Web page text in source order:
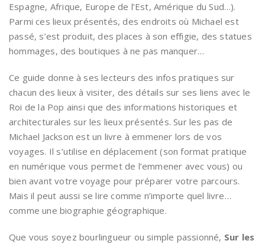
Espagne, Afrique, Europe de l’Est, Amérique du Sud…).
Parmi ces lieux présentés, des endroits où Michael est
passé, s’est produit, des places à son effigie, des statues
hommages, des boutiques à ne pas manquer…
Ce guide donne à ses lecteurs des infos pratiques sur
chacun des lieux à visiter, des détails sur ses liens avec le
Roi de la Pop ainsi que des informations historiques et
architecturales sur les lieux présentés. Sur les pas de
Michael Jackson est un livre à emmener lors de vos
voyages. Il s’utilise en déplacement (son format pratique
en numérique vous permet de l’emmener avec vous) ou
bien avant votre voyage pour préparer votre parcours.
Mais il peut aussi se lire comme n’importe quel livre…
comme une biographie géographique.
Que vous soyez bourlingueur ou simple passionné, Sur les